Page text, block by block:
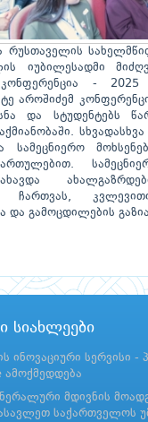
რუსთაველის
იუბილესადმი
კონფერენცია - 2025
აროშიძემ
და სტუდენტებს
სამეცნიერო
ჩართვას,
და გამოცდილების
სიახლეები
ინოვაციური სერვისი
ამოქმედდება
მდივნის
საქართველოს